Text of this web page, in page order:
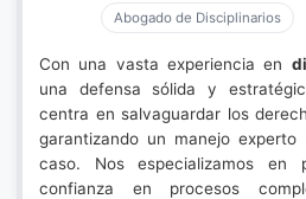
Abogado de Disciplinarios
Con una vasta experiencia en
una defensa sólida y
centra en salvaguardar los
garantizando un manejo
caso. Nos especializamos en
confianza en procesos